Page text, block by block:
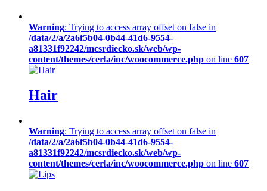
Warning: Trying to access array offset on false in
/data/2/a/2a6f5b04-0b44-41d6-9554-
a81331f92242/mcsrdiecko.sk/web/wp-
content/themes/cerla/inc/woocommerce.php on line 607
Hair
Warning: Trying to access array offset on false in
/data/2/a/2a6f5b04-0b44-41d6-9554-
a81331f92242/mcsrdiecko.sk/web/wp-
content/themes/cerla/inc/woocommerce.php on line 607